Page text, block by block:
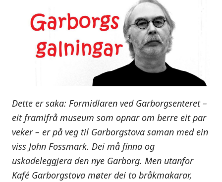
Dette er saka: Formidlaren ved Garborgsenteret –
eit framifrå museum som opnar om berre eit par
veker – er på veg til Garborgstova saman med ein
viss John Fossmark. Dei må finna og
uskadeleggjera den nye Garborg. Men utanfor
Kafé Garborgstova møter dei to bråkmakarar,